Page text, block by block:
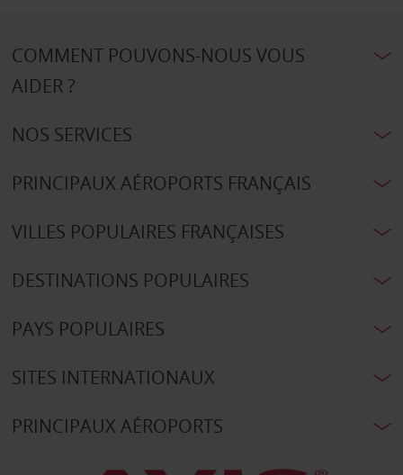
COMMENT POUVONS-NOUS VOUS
AIDER ?
NOS SERVICES
PRINCIPAUX AÉROPORTS FRANÇAIS
VILLES POPULAIRES FRANÇAISES
DESTINATIONS POPULAIRES
PAYS POPULAIRES
SITES INTERNATIONAUX
PRINCIPAUX AÉROPORTS